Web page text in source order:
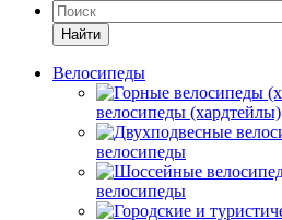
Найти
Велосипеды
велосипеды (хардтейлы)
велосипеды
велосипеды